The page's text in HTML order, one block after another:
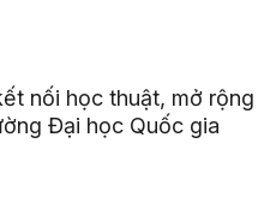
nối học thuật, mở rộng
Đại học Quốc gia